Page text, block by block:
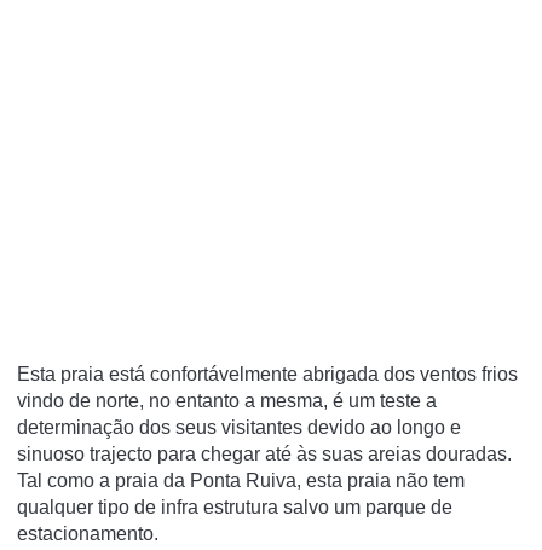
Esta praia está confortávelmente abrigada dos ventos frios
vindo de norte, no entanto a mesma, é um teste a
determinação dos seus visitantes devido ao longo e
sinuoso trajecto para chegar até às suas areias douradas.
Tal como a praia da Ponta Ruiva, esta praia não tem
qualquer tipo de infra estrutura salvo um parque de
estacionamento.